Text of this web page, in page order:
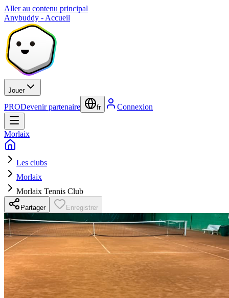
Aller au contenu principal
Anybuddy - Accueil
Jouer
PRODevenir partenaire fr Connexion
Morlaix
Les clubs
Morlaix
Morlaix Tennis Club
Partager Enregistrer